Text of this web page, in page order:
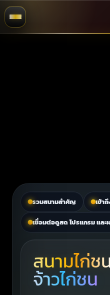
รวมสนามสำคัญ เข้า
เชื่อมต่อดูสด โปรแกรม แล
สนามไก่ช
จ้าวไก่ชน